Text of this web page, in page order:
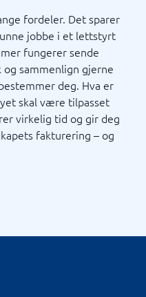
fordeler. Det sparer
jobbe i et lettstyrt
fungerer sende
sammenlign gjerne
deg. Hva er
skal være tilpasset
virkelig tid og gir deg
fakturering – og